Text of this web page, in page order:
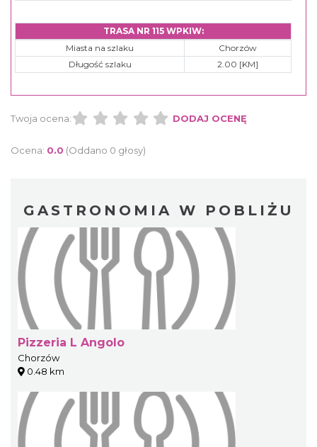
TRASA NR 115 WPKIW:
Miasta na szlaku
Chorzów
Długość szlaku
2.00 [KM]
Twoja ocena: DODAJ OCENĘ
Ocena: 0.0 (Oddano 0 głosy)
GASTRONOMIA W POBLIŻU
Pizzeria L Angolo
Chorzów
0.48 km